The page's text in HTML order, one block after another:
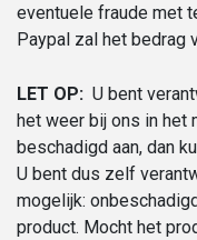
eventuele fraude met
Paypal zal het bedrag
LET OP: U bent
het weer bij ons in het
beschadigd aan, dan
U bent dus zelf
mogelijk:
product. Mocht het